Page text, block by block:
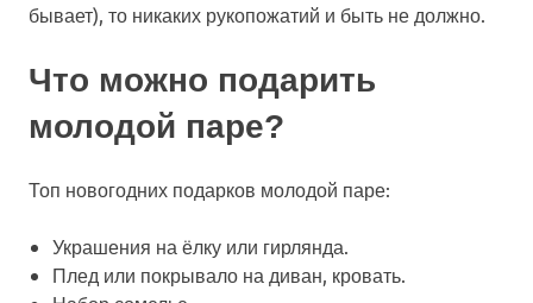
бывает), то никаких рукопожатий и быть не должно.
Что можно подарить
молодой паре?
Топ новогодних подарков молодой паре:
Украшения на ёлку или гирлянда.
Плед или покрывало на диван, кровать.